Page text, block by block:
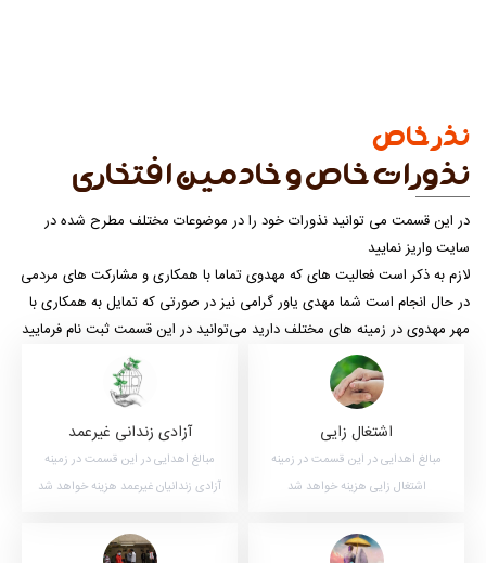
نذر خاص
نذورات خاص و خادمین افتخاری
در این قسمت می توانید نذورات خود را در موضوعات مختلف مطرح شده در
سایت واریز نمایید
لازم به ذکر است فعالیت های که مهدوی تماما با همکاری و مشارکت های مردمی
در حال انجام است شما مهدی یاور گرامی نیز در صورتی که تمایل به همکاری با
مهر مهدوی در زمینه های مختلف دارید می‌توانید در این قسمت ثبت نام فرمایید
اشتغال زایی
مبالغ اهدایی در این قسمت در زمینه
اشتغال زایی هزینه خواهد شد
آزادی زندانی غیرعمد
مبالغ اهدایی در این قسمت در زمینه
آزادی زندانیان غیرعمد هزینه خواهد شد